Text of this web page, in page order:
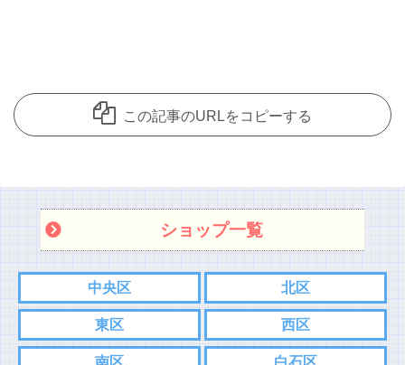
この記事のURLをコピーする
ショップ一覧
中央区 北区
東区 西区
南区 白石区